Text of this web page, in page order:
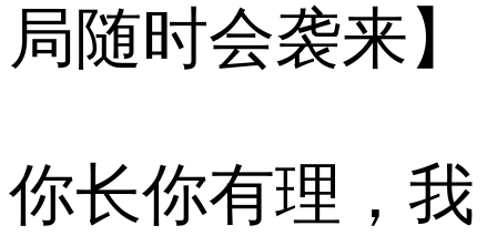
局随时会袭来】
你长你有理，我